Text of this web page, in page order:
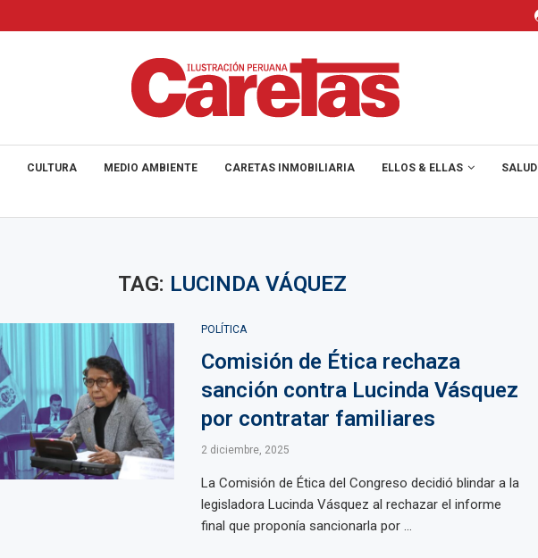
CULTURA MEDIO AMBIENTE CARETAS INMOBILIARIA ELLOS & ELLAS SALUD
TAG: LUCINDA VÁQUEZ
POLÍTICA
Comisión de Ética rechaza
sanción contra Lucinda Vásquez
por contratar familiares
2 diciembre, 2025
La Comisión de Ética del Congreso decidió blindar a la
legisladora Lucinda Vásquez al rechazar el informe
final que proponía sancionarla por ...